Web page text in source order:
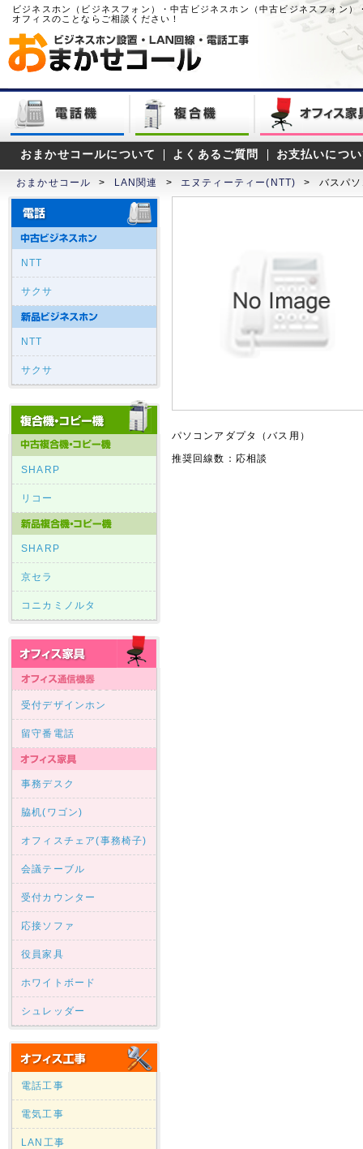
ビジネスホン（ビジネスフォン）・中古ビジネスホン（中古ビジネスフォン
オフィスのことならご相談ください！
おまかせコールについて よくあるご質問 お支払いにつ
おまかせコール > LAN関連 > エヌティーティー(NTT) > バスパ
NTT
サクサ
NTT
サクサ
SHARP
リコー
SHARP
京セラ
コニカミノルタ
受付デザインホン
留守番電話
事務デスク
脇机(ワゴン)
オフィスチェア(事務椅子)
会議テーブル
受付カウンター
応接ソファ
役員家具
ホワイトボード
シュレッダー
電話工事
電気工事
LAN工事
パソコンアダプタ（バス用）
推奨回線数：応相談